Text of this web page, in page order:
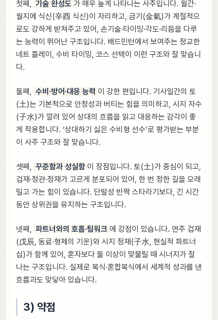
첫째, 기술 완성도 가 매우 높게 나타나는 사주입니다. 월간·
월지에 식신(辛酉 식신)이 자리하고, 금기(金氣)가 계절적으
로도 강하게 받쳐주고 있어, 손기술·타이밍·각도·리듬을 다루
는 능력이 뛰어난 구조입니다. 배드민턴에서 보여주는 정교한
네트 플레이, 수비 타이밍, 코스 선택이 이런 구조와 잘 맞습니
다.
둘째, 수비·방어·대응 능력 이 강한 편입니다. 기사일간의 토
(土)는 기본적으로 안정성과 버티는 힘을 의미하고, 시지 자수
(子水)가 깔려 있어 상대의 흐름을 읽고 대응하는 감각이 좋
게 작용합니다. ‘상대하기 싫은 수비형 선수’로 평가받는 부분
이 사주 구조와 잘 맞습니다.
셋째, 꾸준함과 성실함 이 장점입니다. 토(土)가 중심이 되고,
겁재·정관·정재가 고르게 분포되어 있어, 한 번 정한 길을 오래
밀고 가는 힘이 있습니다. 단발성 반짝 스타라기보다, 긴 시간
동안 상위권을 유지하는 구조입니다.
넷째, 파트너와의 호흡·팀워크 에 강점이 있습니다. 연주 겁재
(戊辰, 동료·형제의 기운)와 시지 정재(子水, 현실적 파트너
십)가 함께 있어, 혼자보다 둘 이상이 맞물릴 때 시너지가 잘
나는 구조입니다. 실제로 복식·혼합복식에서 세계적 성과를 낸
흐름과도 맞닿아 있습니다.
3) 약점